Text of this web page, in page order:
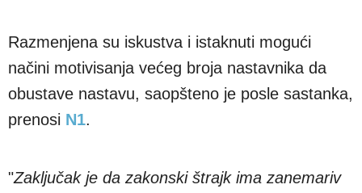
Razmenjena su iskustva i istaknuti mogući
načini motivisanja većeg broja nastavnika da
obustave nastavu, saopšteno je posle sastanka,
prenosi N1.
"Zaključak je da zakonski štrajk ima zanemariv